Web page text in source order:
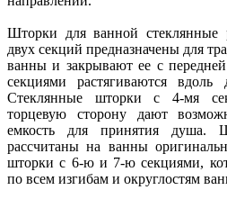
Шторки для ванной стеклянные
двух секций предназначены для
ванны и закрывают ее с
секциями растягиваются
Стеклянные шторки с 4-мя
торцевую сторону дают
емкость для принятия душа.
рассчитаны на ванны
шторки с 6-ю и 7-ю секциями,
по всем изгибам и округлостям